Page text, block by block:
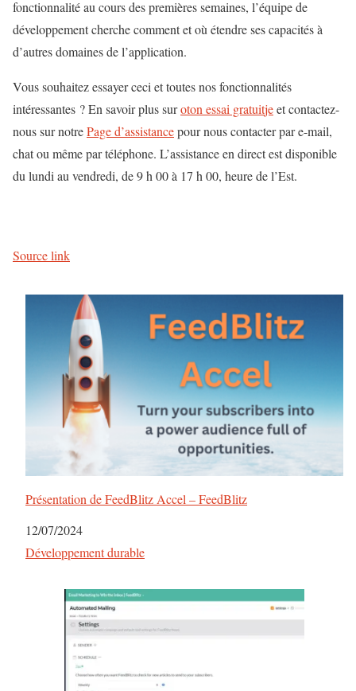
fonctionnalité au cours des premières semaines, l’équipe de
développement cherche comment et où étendre ses capacités à
d’autres domaines de l’application.
Vous souhaitez essayer ceci et toutes nos fonctionnalités
intéressantes ? En savoir plus suroton essai gratuitjeet contactez-
nous sur notrePage d’assistancepour nous contacter par e-mail,
chat ou même par téléphone. L’assistance en direct est disponible
du lundi au vendredi, de 9 h 00 à 17 h 00, heure de l’Est.
Source link
Présentation de FeedBlitz Accel – FeedBlitz
Date
12/07/2024
Par rapport à
Développement durable